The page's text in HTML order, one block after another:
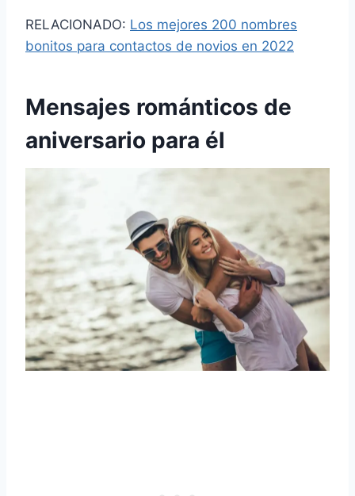
RELACIONADO: Los mejores 200 nombres
bonitos para contactos de novios en 2022
Mensajes románticos de
aniversario para él